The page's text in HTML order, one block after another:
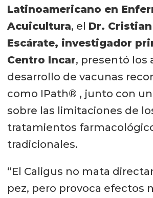
Latinoamericano en
Acuicultura, el Dr.
Escárate, investigador
Centro Incar, presentó los
desarrollo de vacunas
como IPath® , junto con
sobre las limitaciones de
tratamientos
tradicionales.
“El Caligus no mata
pez, pero provoca efectos